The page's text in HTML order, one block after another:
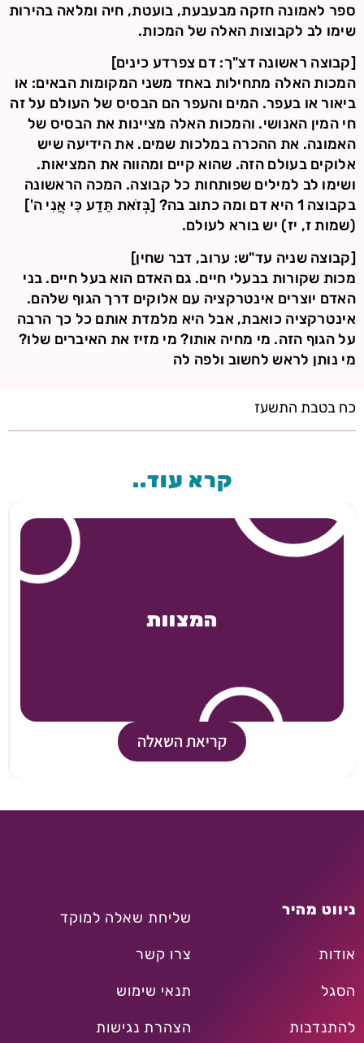
ספר לאמונה חזקה מבעבעת, בועטת, חיה ומלאה בהירות
שימו לב לקבוצות האלה של המכות.
[קבוצה ראשונה דצ"ך: דם צפרדע כינים]
המכות האלה מתחילות באחד משני המקומות הבאים: או
ביאור או בעפר. המים והעפר הם הבסיס של העולם על זה
חי המין האנושי. והמכות האלה מציינות את הבסיס של
האמונה. את ההכרה במלכות שמים. את הידיעה שיש
אלוקים בעולם הזה. שהוא קיים ומהווה את המציאות.
ושימו לב למילים שפותחות כל קבוצה. המכה הראשונה
בקבוצה 1 היא דם ומה כתוב בה? [בְּזֹאת תֵּדַע כִּי אֲנִי ה']
(שמות ז, יז) יש בורא לעולם.
[קבוצה שניה עד"ש: ערוב, דבר שחין]
מכות שקורות בבעלי חיים. גם האדם הוא בעל חיים. בני
האדם יוצרים אינטרקציה עם אלוקים דרך הגוף שלהם.
אינטרקציה כואבת, אבל היא מלמדת אותם כל כך הרבה
על הגוף הזה. מי מחיה אותו? מי מזיז את האיברים שלו?
מי נותן לראש לחשוב ולפה לה
כח בטבת התשעז
קרא עוד..
המצוות
קריאת השאלה
ניווט מהיר
אודות
הסגל
להתנדבות
שליחת שאלה למוקד
צרו קשר
תנאי שימוש
הצהרת נגישות